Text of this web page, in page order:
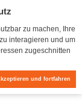
zu machen, Ihre
interagieren und um
zugeschnitten
und fortfahren